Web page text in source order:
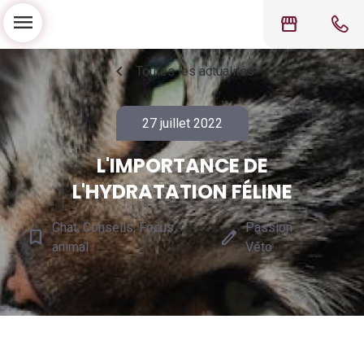
storefront
menu
chevron_left Toutes les actualités
27 juillet 2022
L'IMPORTANCE DE
L'HYDRATATION FÉLINE
bookmark_border Chat, Conseils, Focus
animal
edit
Passion
Véto